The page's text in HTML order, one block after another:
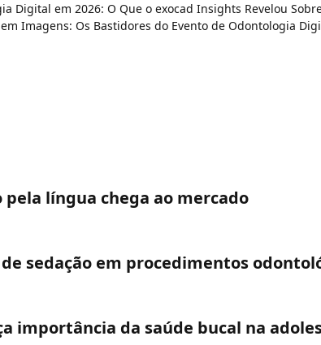
Digital em 2026: O Que o exocad Insights Revelou
Imagens: Os Bastidores do Evento de Odontologia
língua chega ao mercado
sedação em procedimentos
importância da saúde bucal na